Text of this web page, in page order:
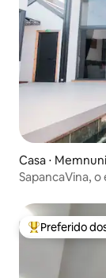
Casa ⋅
SapancaVina,
Entre os
Preferido